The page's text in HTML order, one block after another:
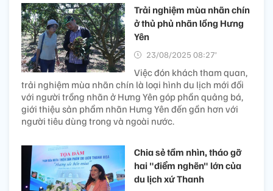
Trải nghiệm mùa nhãn chín
ở thủ phủ nhãn lồng Hưng
Yên
23/08/2025 08:27’
Việc đón khách tham quan,
trải nghiệm mùa nhãn chín là loại hình du lịch mới đối
với người trồng nhãn ở Hưng Yên góp phần quảng bá,
giới thiệu sản phẩm nhãn Hưng Yên đến gần hơn với
người tiêu dùng trong và ngoài nước.
Chia sẻ tầm nhìn, tháo gỡ
hai "điểm nghẽn" lớn của
du lịch xứ Thanh